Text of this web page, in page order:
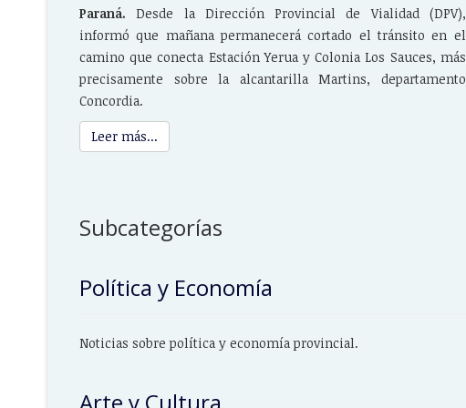
Paraná. Desde la Dirección Provincial de Vialidad (DPV),
informó que mañana permanecerá cortado el tránsito en el
camino que conecta Estación Yerua y Colonia Los Sauces, más
precisamente sobre la alcantarilla Martins, departamento
Concordia.
Leer más...
Subcategorías
Política y Economía
Noticias sobre política y economía provincial.